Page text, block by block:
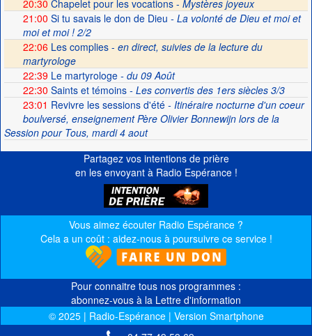
20:30 Chapelet pour les vocations - Mystères joyeux
21:00 Si tu savais le don de Dieu - La volonté de Dieu et moi et
moi et moi ! 2/2
22:06 Les complies - en direct, suivies de la lecture du
martyrologe
22:39Le martyrologe- du 09 Août
22:30 Saints et témoins- Les convertis des 1ers siècles 3/3
23:01 Revivre les sessions d'été- Itinéraire nocturne d'un coeur
boulversé, enseignement Père Olivier Bonnewijn lors de la
Session pour Tous, mardi 4 aout
Partagez vos intentions de prière
en les envoyant à Radio Espérance !
Vous aimez écouter Radio Espérance ?
Cela a un coût : aidez-nous à poursuivre ce service !
Pour connaitre tous nos programmes :
abonnez-vous à la Lettre d'information
© 2025 | Radio-Espérance | Version Smartphone